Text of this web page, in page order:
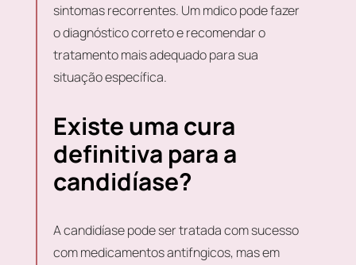
sintomas recorrentes. Um mdico pode fazer
o diagnóstico correto e recomendar o
tratamento mais adequado para sua
situação específica.
Existe uma cura
definitiva para a
candidíase?
A candidíase pode ser tratada com sucesso
com medicamentos antifngicos, mas em